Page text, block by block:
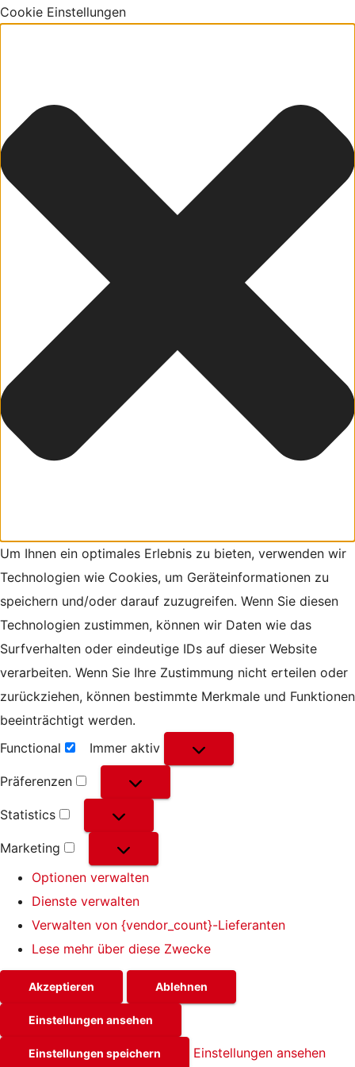
Cookie Einstellungen
Um Ihnen ein optimales Erlebnis zu bieten, verwenden wir
Technologien wie Cookies, um Geräteinformationen zu
speichern und/oder darauf zuzugreifen. Wenn Sie diesen
Technologien zustimmen, können wir Daten wie das
Surfverhalten oder eindeutige IDs auf dieser Website
verarbeiten. Wenn Sie Ihre Zustimmung nicht erteilen oder
zurückziehen, können bestimmte Merkmale und Funktionen
beeinträchtigt werden.
Functional
Functional
Immer aktiv
Präferenzen
Präferenzen
Statistics
Statistics
Marketing
Marketing
Optionen verwalten
Dienste verwalten
Verwalten von {vendor_count}-Lieferanten
Lese mehr über diese Zwecke
Akzeptieren Ablehnen
Einstellungen ansehen
Einstellungen speichern
Einstellungen ansehen